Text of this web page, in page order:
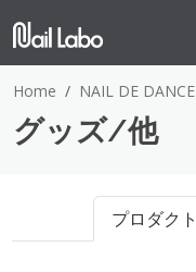
Home NAIL DE DANCE
グッズ/他
プロダクト